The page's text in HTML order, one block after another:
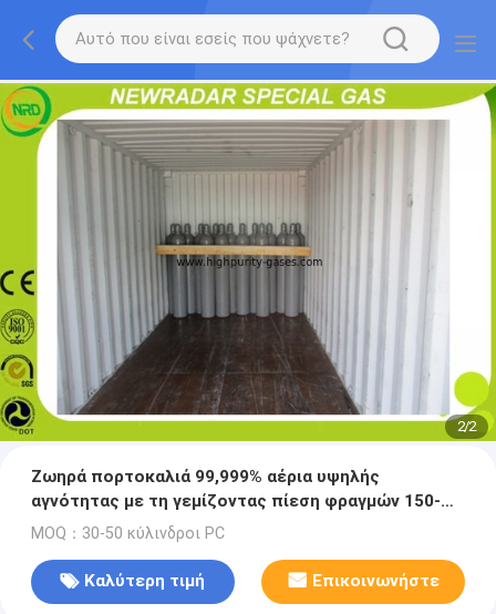
2/2
Ζωηρά πορτοκαλιά 99,999% αέρια υψηλής
αγνότητας με τη γεμίζοντας πίεση φραγμών 150-
200, χλώριο όπως τη μυρωδιά
MOQ：30-50 κύλινδροι PC
Καλύτερη τιμή Επικοινωνήστε